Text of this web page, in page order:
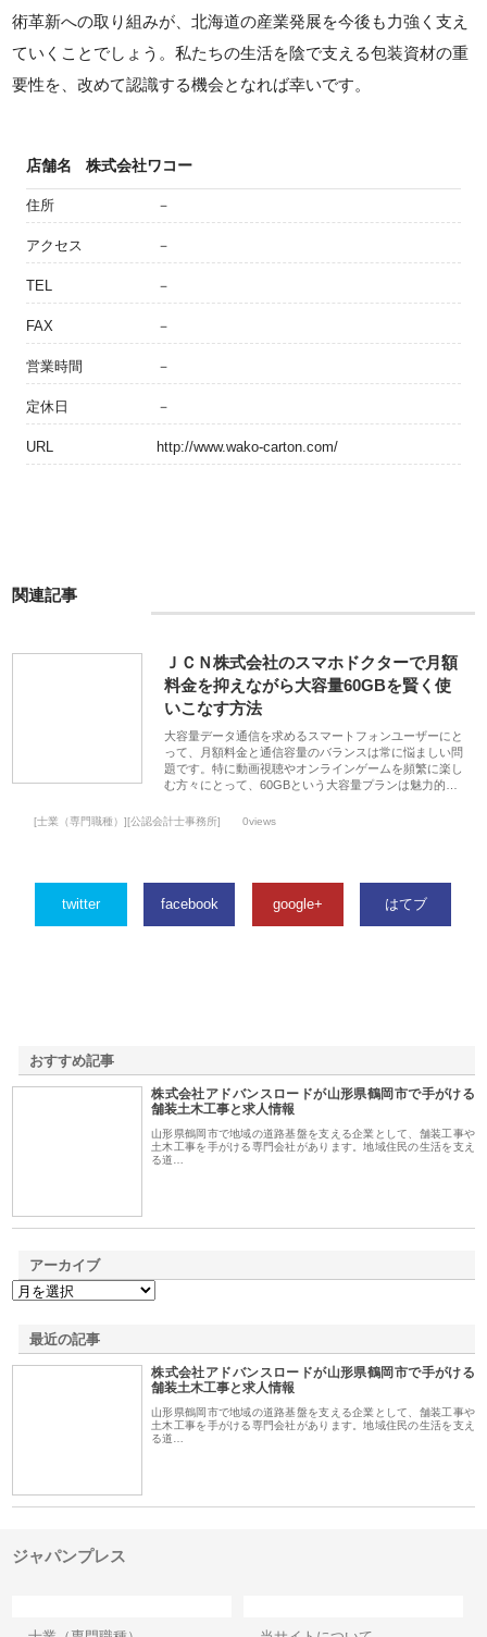
術革新への取り組みが、北海道の産業発展を今後も力強く支え
ていくことでしょう。私たちの生活を陰で支える包装資材の重
要性を、改めて認識する機会となれば幸いです。
店舗名 株式会社ワコー
住所 －
アクセス －
TEL －
FAX －
営業時間 －
定休日 －
URL http://www.wako-carton.com/
関連記事
ＪＣＮ株式会社のスマホドクターで月額
料金を抑えながら大容量60GBを賢く使
いこなす方法
大容量データ通信を求めるスマートフォンユーザーにと
って、月額料金と通信容量のバランスは常に悩ましい問
題です。特に動画視聴やオンラインゲームを頻繁に楽し
む方々にとって、60GBという大容量プランは魅力的…
[士業（専門職種）][公認会計士事務所] 0views
twitter facebook google+ はてブ
おすすめ記事
株式会社アドバンスロードが山形県鶴岡市で手がける
舗装土木工事と求人情報
山形県鶴岡市で地域の道路基盤を支える企業として、舗装工事や
土木工事を手がける専門会社があります。地域住民の生活を支え
る道…
アーカイブ
最近の記事
株式会社アドバンスロードが山形県鶴岡市で手がける
舗装土木工事と求人情報
山形県鶴岡市で地域の道路基盤を支える企業として、舗装工事や
土木工事を手がける専門会社があります。地域住民の生活を支え
る道…
ジャパンプレス